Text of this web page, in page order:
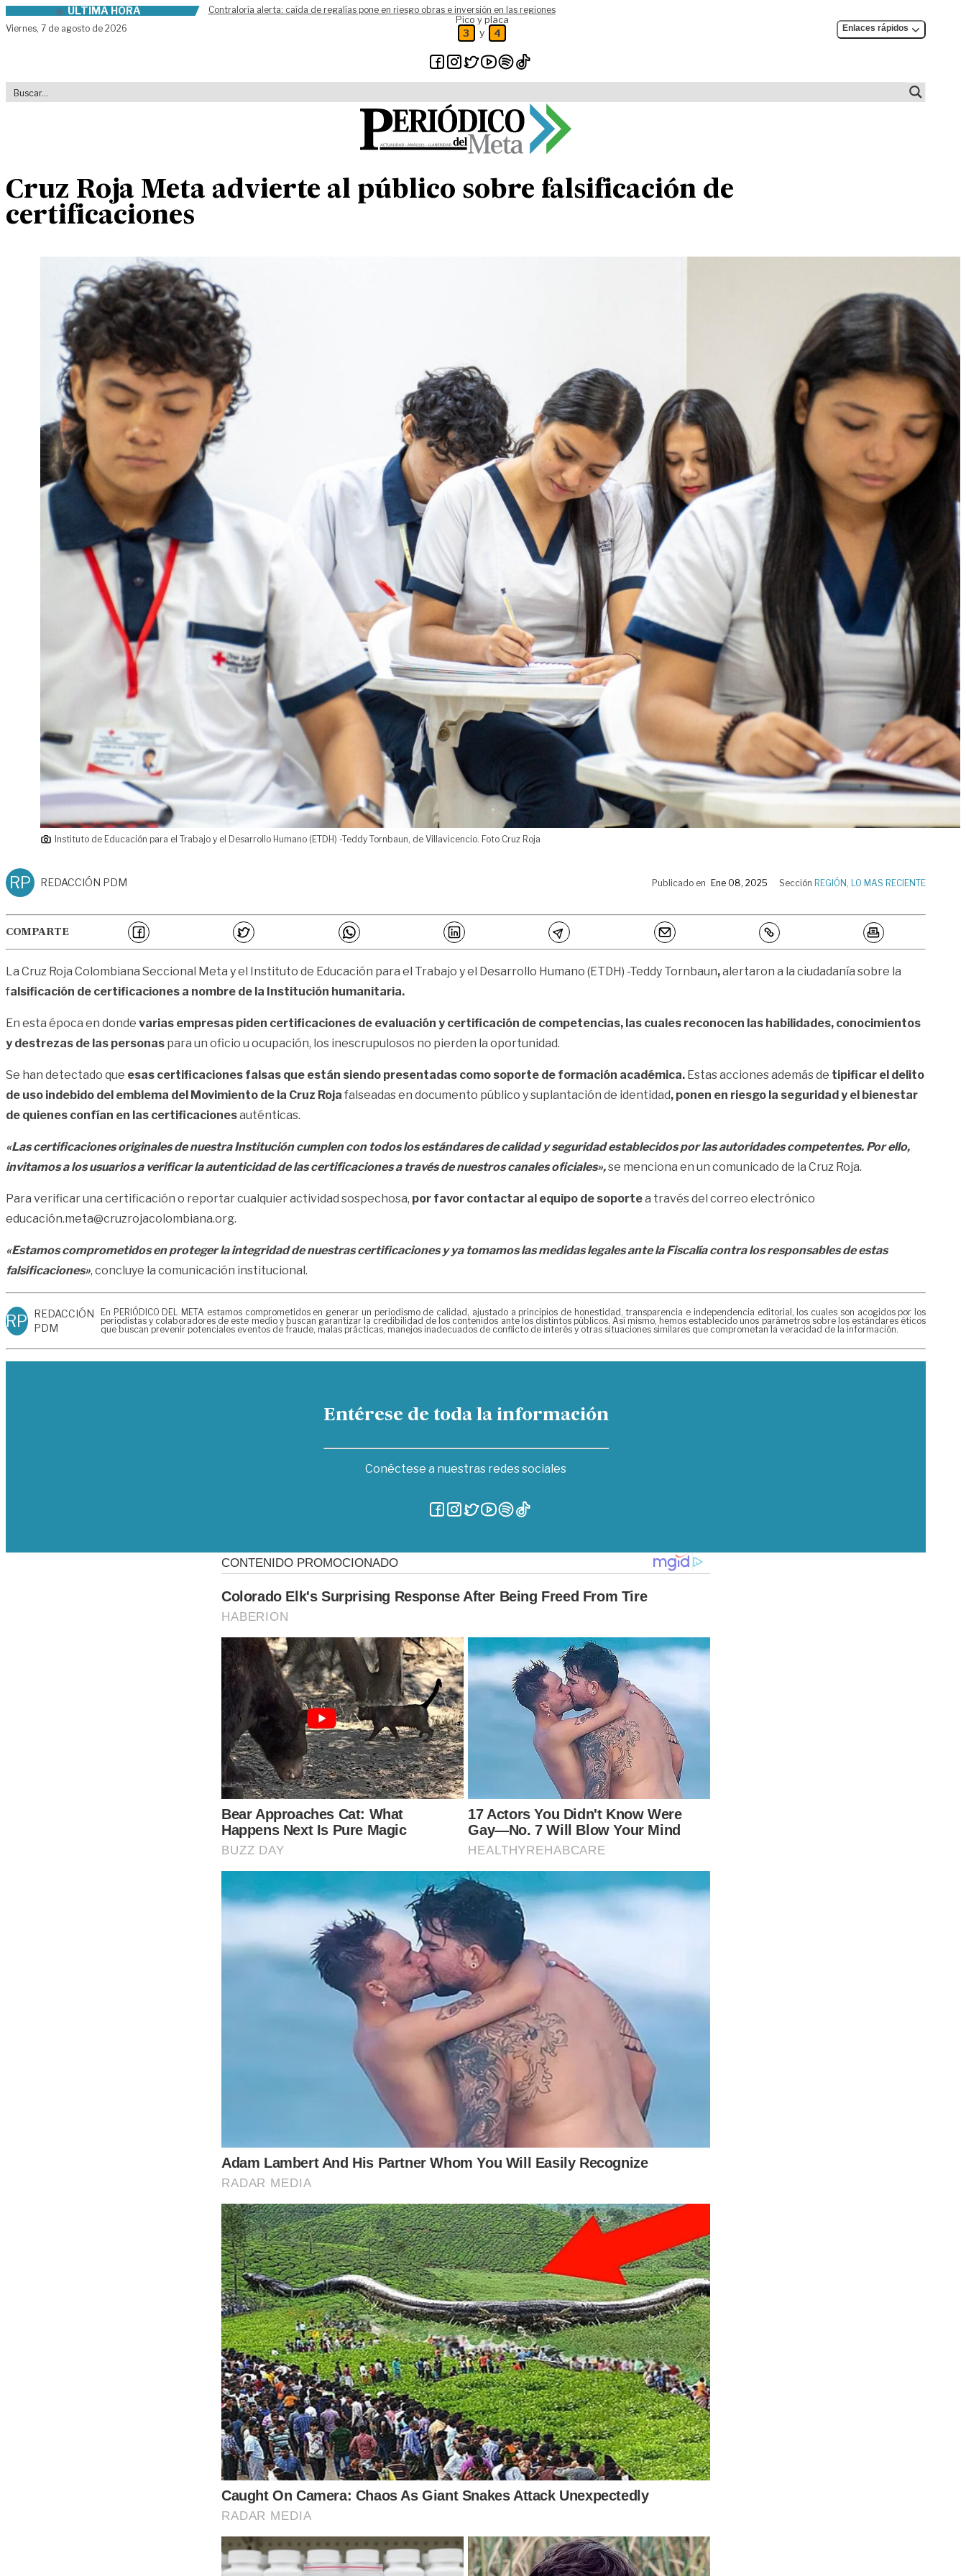
Skip to contentÚLTIMA HORA
Contraloría alerta: caída de regalías pone en riesgo obras e inversión en las regiones
Viernes, 7 de agosto de 2026
Pico y placa
3 y 4 Enlaces rápidos
Cruz Roja Meta advierte al público sobre falsificación de
certificaciones
Instituto de Educación para el Trabajo y el Desarrollo Humano (ETDH) -Teddy Tornbaun, de Villavicencio. Foto Cruz Roja
RP REDACCIÓN PDM Publicado en Ene 08, 2025 Sección REGIÓN , LO MAS RECIENTE
COMPARTE
La Cruz Roja Colombiana Seccional Meta y el Instituto de Educación para el Trabajo y el Desarrollo Humano (ETDH) -Teddy Tornbaun,alertaron a la ciudadanía sobre la
falsificación de certificaciones a nombre de la Institución humanitaria.
En esta época en donde varias empresas piden certificaciones de evaluación y certificación de competencias, las cuales reconocen las habilidades, conocimientos
y destrezas de las personas para un oficio u ocupación, los inescrupulosos no pierden la oportunidad.
Se han detectado que esas certificaciones falsas que están siendo presentadas como soporte de formación académica. Estas acciones además de tipificar el delito
de uso indebido del emblema del Movimiento de la Cruz Roja falseadas en documento público y suplantación de identidad, ponen en riesgo la seguridad y el bienestar
de quienes confían en las certificacionesauténticas.
«Las certificaciones originales de nuestra Institución cumplen con todos los estándares de calidad y seguridad establecidos por las autoridades competentes. Por ello,
invitamos a los usuarios a verificar la autenticidad de las certificaciones a través de nuestros canales oficiales»,se menciona en un comunicado de la Cruz Roja.
Para verificar una certificación o reportar cualquier actividad sospechosa, por favor contactar al equipo de soportea través del correo electrónico
educación.meta@cruzrojacolombiana.org.
«Estamos comprometidos en proteger la integridad de nuestras certificaciones y ya tomamos las medidas legales ante la Fiscalía contra los responsables de estas
falsificaciones», concluye la comunicación institucional.
RP REDACCIÓN
PDM
En PERIÓDICO DEL META estamos comprometidos en generar un periodismo de calidad, ajustado a principios de honestidad, transparencia e independencia editorial, los cuales son acogidos por los
periodistas y colaboradores de este medio y buscan garantizar la credibilidad de los contenidos ante los distintos públicos. Así mismo, hemos establecido unos parámetros sobre los estándares éticos
que buscan prevenir potenciales eventos de fraude, malas prácticas, manejos inadecuados de conflicto de interés y otras situaciones similares que comprometan la veracidad de la información.
Entérese de toda la información
Conéctese a nuestras redes sociales